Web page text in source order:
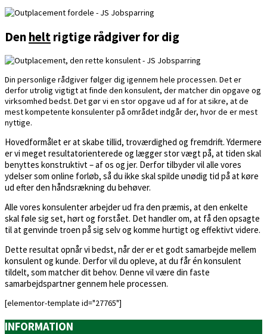
Denheltrigtige rådgiver for dig
Din personlige rådgiver følger dig igennem hele processen. Det er
derfor utrolig vigtigt at finde den konsulent, der matcher din opgave og
virksomhed bedst. Det gør vi en stor opgave ud af for at sikre, at de
mest kompetente konsulenter på området indgår der, hvor de er mest
nyttige.
Hovedformålet er at skabe tillid, troværdighed og fremdrift. Ydermere
er vi meget resultatorienterede og lægger stor vægt på, at tiden skal
benyttes konstruktivt – af os og jer. Derfor tilbyder vil alle vores
ydelser som online forløb, så du ikke skal spilde unødig tid på at køre
ud efter den håndsrækning du behøver.
Alle vores konsulenter arbejder ud fra den præmis, at den enkelte
skal føle sig set, hørt og forstået. Det handler om, at få den opsagte
til at genvinde troen på sig selv og komme hurtigt og effektivt videre.
Dette resultat opnår vi bedst, når der er et godt samarbejde mellem
konsulent og kunde. Derfor vil du opleve, at du får én konsulent
tildelt, som matcher dit behov. Denne vil være din faste
samarbejdspartner gennem hele processen.
[elementor-template id="27765"]
INFORMATION